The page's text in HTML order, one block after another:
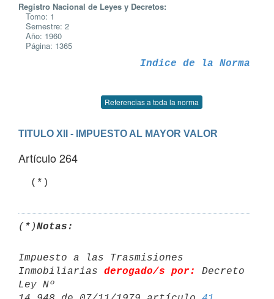
Registro Nacional de Leyes y Decretos:
Tomo: 1
Semestre: 2
Año: 1960
Página: 1365
Indice de la Norma
Referencias a toda la norma
TITULO XII - IMPUESTO AL MAYOR VALOR
Artículo 264
(*)Notas:
Impuesto a las Trasmisiones
Inmobiliarias derogado/s por:
Decreto
Ley Nº